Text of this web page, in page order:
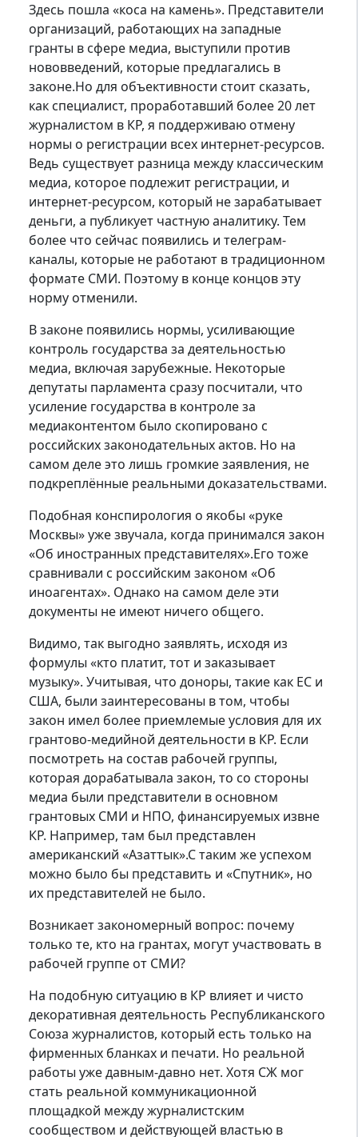
Здесь пошла «коса на камень». Представители
организаций, работающих на западные
гранты в сфере медиа, выступили против
нововведений, которые предлагались в
законе.Но для объективности стоит сказать,
как специалист, проработавший более 20 лет
журналистом в КР, я поддерживаю отмену
нормы о регистрации всех интернет-ресурсов.
Ведь существует разница между классическим
медиа, которое подлежит регистрации, и
интернет-ресурсом, который не зарабатывает
деньги, а публикует частную аналитику. Тем
более что сейчас появились и телеграм-
каналы, которые не работают в традиционном
формате СМИ. Поэтому в конце концов эту
норму отменили.
В законе появились нормы, усиливающие
контроль государства за деятельностью
медиа, включая зарубежные. Некоторые
депутаты парламента сразу посчитали, что
усиление государства в контроле за
медиаконтентом было скопировано с
российских законодательных актов. Но на
самом деле это лишь громкие заявления, не
подкреплённые реальными доказательствами.
Подобная конспирология о якобы «руке
Москвы» уже звучала, когда принимался закон
«Об иностранных представителях».Его тоже
сравнивали с российским законом «Об
иноагентах». Однако на самом деле эти
документы не имеют ничего общего.
Видимо, так выгодно заявлять, исходя из
формулы «кто платит, тот и заказывает
музыку». Учитывая, что доноры, такие как ЕС и
США, были заинтересованы в том, чтобы
закон имел более приемлемые условия для их
грантово-медийной деятельности в КР. Если
посмотреть на состав рабочей группы,
которая дорабатывала закон, то со стороны
медиа были представители в основном
грантовых СМИ и НПО, финансируемых извне
КР. Например, там был представлен
американский «Азаттык».С таким же успехом
можно было бы представить и «Спутник», но
их представителей не было.
Возникает закономерный вопрос: почему
только те, кто на грантах, могут участвовать в
рабочей группе от СМИ?
На подобную ситуацию в КР влияет и чисто
декоративная деятельность Республиканского
Союза журналистов, который есть только на
фирменных бланках и печати. Но реальной
работы уже давным-давно нет. Хотя СЖ мог
стать реальной коммуникационной
площадкой между журналистским
сообществом и действующей властью в